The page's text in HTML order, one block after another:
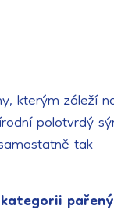
kterým záleží
polotvrdý
tak